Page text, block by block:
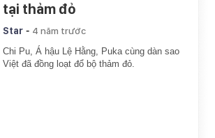
tại thảm đỏ
Star - 4 năm trước
Chi Pu, Á hậu Lệ Hằng, Puka cùng dàn sao
Việt đã đồng loạt đổ bộ thảm đỏ.